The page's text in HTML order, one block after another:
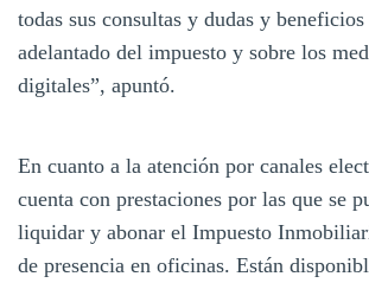
todas sus consultas y dudas y
adelantado del impuesto y sobre los
digitales”, apuntó.
En cuanto a la atención por canales
cuenta con prestaciones por las que se
liquidar y abonar el Impuesto
de presencia en oficinas. Están